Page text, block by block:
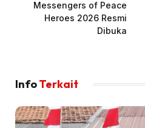
Messengers of Peace
Heroes 2026 Resmi
Dibuka
InfoTerkait